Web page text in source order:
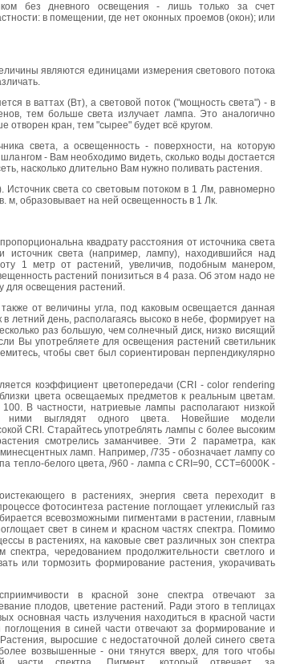
без дневного освещения - лишь только за счет
в помещении, где нет оконных проемов (окон); или
являются единицами измерения светового потока
в ваттах (Вт), а световой поток ("мощность света") - в
тем больше света излучает лампа. Это аналогично
отворен кран, тем "сырее" будет всё кругом.
света, а освещенность - поверхности, на которую
- Вам необходимо видеть, сколько воды достается
насколько длительно Вам нужно поливать растения.
Источник света со световым потоком в 1 Лм, равномерно
образовывает на ней освещенность в 1 Лк.
квадрату расстояния от источника света
источник света (например, лампу), находившийся над
1 метр от растений, увеличив, подобным манером,
растений понизиться в 4 раза. Об этом надо не
для освещения растений.
от величины угла, под каковым освещается данная
летний день, располагаясь высоко в небе, формирует на
раз большую, чем солнечный диск, низко висящий
Вы употребляете для освещения растений светильник
чтобы свет был сориентирован перпендикулярно
коэффициент цветопередачи (CRI - color rendering
цвета освещаемых предметов к реальным цветам.
В частности, натриевые лампы располагают низкой
ними выглядят одного цвета. Новейшие модели
CRI. Старайтесь употреблять лампы с более высоким
смотрелись заманчивее. Эти 2 параметра, как
ламп. Например, /735 - обозначает лампу со
тепло-белого цвета, /960 - лампа с CRI=90, CCT=6000K -
в растениях, энергия света переходит в
фотосинтеза растение поглощает углекислый газ
всевозможными пигментами в растении, главным
свет в синем и красном частях спектра. Помимо
в растениях, на каковые свет различных зон спектра
спектра, чередованием продолжительности светлого и
или тормозить формирование растения, укорачивать
в красной зоне спектра отвечают за
плодов, цветение растений. Ради этого в теплицах
основная часть излучения находиться в красной части
в синей части отвечают за формирование и
выросшие с недостаточной долей синего света
возвышенные - они тянутся вверх, для того чтобы